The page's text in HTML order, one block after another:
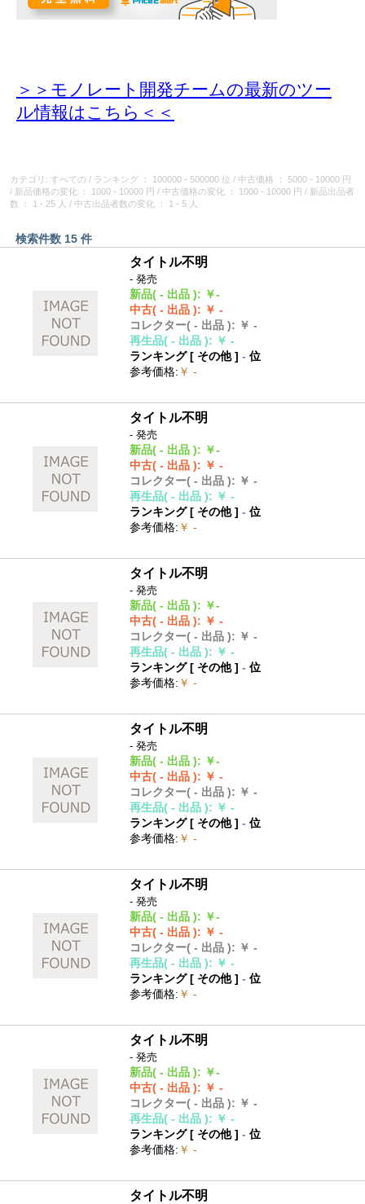
＞＞モノレート開発チームの最新のツー
ル情報はこちら＜＜
カテゴリ: すべての / ランキング ： 100000 - 500000 位 / 中古価格
： 5000 - 10000 円
/ 新品価格の変化 ： 1000 - 10000 円 / 中古価格の変化 ： 1000 - 10000 円 / 新品出品者
数
： 1 - 25 人 / 中古出品者数の変化 ： 1 - 5 人
検索件数 15 件
タイトル不明
- 発売
新品( - 出品 ): ￥-
中古( - 出品 ): ￥ -
コレクター( - 出品 ): ￥ -
再生品( - 出品 ): ￥ -
ランキング [ その他]- 位
参考価格: ￥ -
タイトル不明
- 発売
新品( - 出品 ): ￥-
中古( - 出品 ): ￥ -
コレクター( - 出品 ): ￥ -
再生品( - 出品 ): ￥ -
ランキング [ その他]- 位
参考価格: ￥ -
タイトル不明
- 発売
新品( - 出品 ): ￥-
中古( - 出品 ): ￥ -
コレクター( - 出品 ): ￥ -
再生品( - 出品 ): ￥ -
ランキング [ その他]- 位
参考価格: ￥ -
タイトル不明
- 発売
新品( - 出品 ): ￥-
中古( - 出品 ): ￥ -
コレクター( - 出品 ): ￥ -
再生品( - 出品 ): ￥ -
ランキング [ その他]- 位
参考価格: ￥ -
タイトル不明
- 発売
新品( - 出品 ): ￥-
中古( - 出品 ): ￥ -
コレクター( - 出品 ): ￥ -
再生品( - 出品 ): ￥ -
ランキング [ その他]- 位
参考価格: ￥ -
タイトル不明
- 発売
新品( - 出品 ): ￥-
中古( - 出品 ): ￥ -
コレクター( - 出品 ): ￥ -
再生品( - 出品 ): ￥ -
ランキング [ その他]- 位
参考価格: ￥ -
タイトル不明